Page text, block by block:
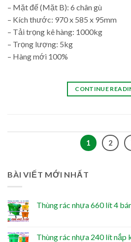
– Mặt đế (Mặt B): 6 chân gù
– Kích thước: 970 x 585 x 95mm
– Tải trọng kê hàng: 1000kg
– Trọng lượng: 5kg
– Hàng mới 100%
CONTINUE
1 2
BÀI VIẾT MỚI NHẤT
Thùng rác nhựa 660 lít 4
Thùng rác nhựa 240 lít nắp